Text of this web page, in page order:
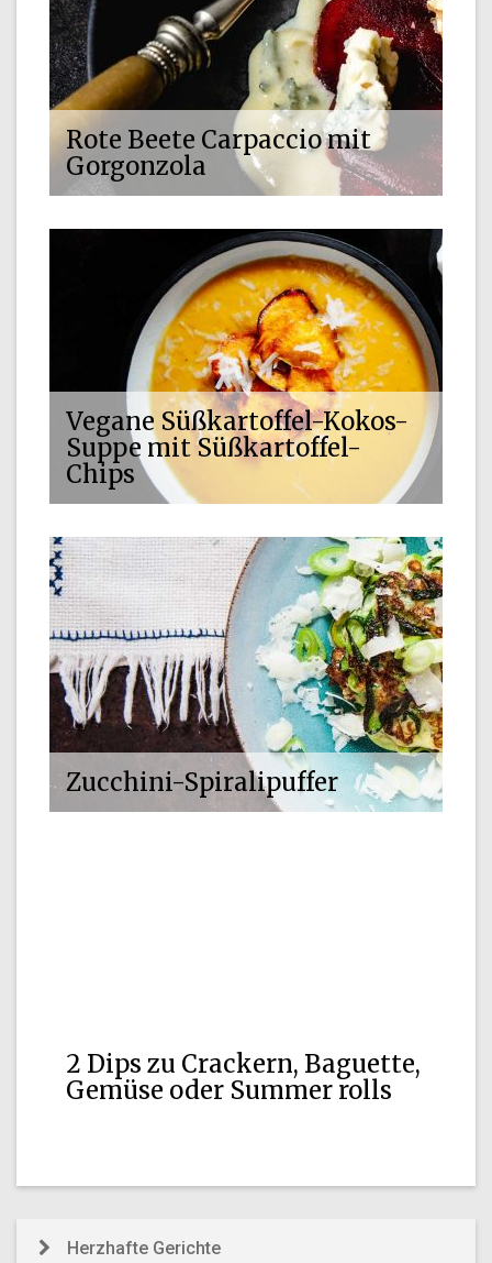
Rote Beete Carpaccio mit
Gorgonzola
Vegane Süßkartoffel-Kokos-
Suppe mit Süßkartoffel-
Chips
Zucchini-Spiralipuffer
2 Dips zu Crackern, Baguette,
Gemüse oder Summer rolls
Herzhafte Gerichte